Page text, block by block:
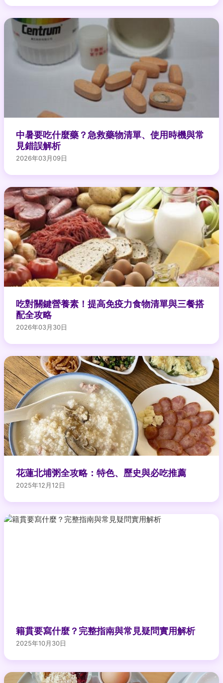
中暑要吃什麼藥？急救藥物清單、使用時機與常
見錯誤解析
2026年03月09日
吃對關鍵營養素！提高免疫力食物清單與三餐搭
配全攻略
2026年03月30日
花蓮北埔粥全攻略：特色、歷史與必吃推薦
2025年12月12日
籍貫要寫什麼？完整指南與常見疑問實用解析
2025年10月30日